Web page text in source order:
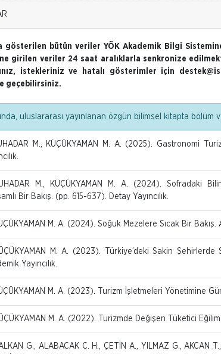
gösterilen bütün veriler YÖK Akademik Bilgi
girilen veriler 24 saat aralıklarla senkronize
istekleriniz ve hatalı gösterimler için
geçebilirsiniz.
uluslararası yayınlanan özgün bilimsel kitapta bölüm
M., KÜÇÜKYAMAN M. A. (2025). Gastronomi
M., KÜÇÜKYAMAN M. A. (2024). Sofradaki
Bir Bakış. (pp. 615-637). Detay Yayıncılık.
M. A. (2024). Soğuk Mezelere Sıcak Bir Bakış.
M. A. (2023). Türkiye’deki Sakin
Yayıncılık.
M. A. (2023). Turizm İşletmeleri Yönetimine
M. A. (2022). Turizmde Değişen Tüketici
G., ALABACAK C. H., ÇETİN A., YILMAZ G., AKCAN